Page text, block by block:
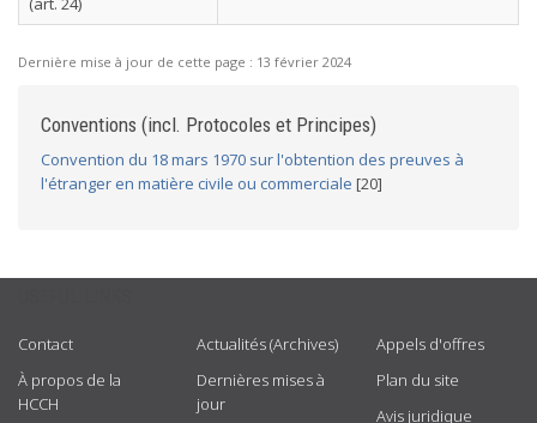
Dernière mise à jour de cette page : 13 février 2024
Conventions (incl. Protocoles et Principes)
Convention du 18 mars 1970 sur l'obtention des preuves à
l'étranger en matière civile ou commerciale [20]
Contact
À propos de la
HCCH
Actualités (Archives)
Dernières mises à
jour
Appels d'offres
Plan du site
Avis juridique